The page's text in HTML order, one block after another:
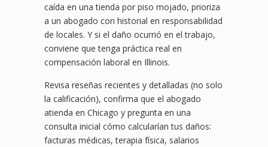
caída en una tienda por piso mojado, prioriza
a un abogado con historial en responsabilidad
de locales. Y si el daño ocurrió en el trabajo,
conviene que tenga práctica real en
compensación laboral en Illinois.
Revisa reseñas recientes y detalladas (no solo
la calificación), confirma que el abogado
atienda en Chicago y pregunta en una
consulta inicial cómo calcularían tus daños:
facturas médicas, terapia física, salarios